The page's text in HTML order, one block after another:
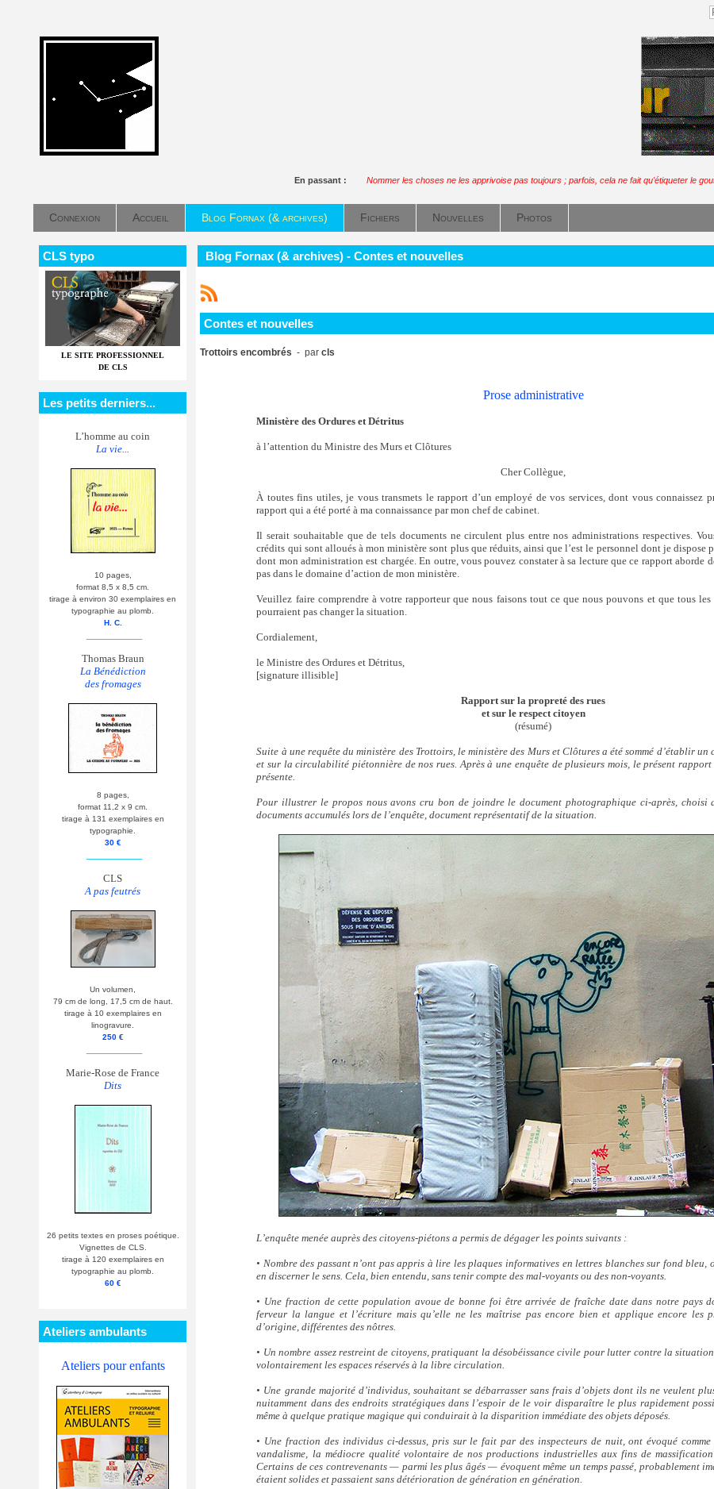
En passant : Nommer les choses ne les apprivoise pas toujours ; parfois, cela ne fait qu'étiqueter le
Connexion Accueil Blog Fornax (& archives) Fichiers Nouvelles Photos
CLS typo
LE SITE PROFESSIONNEL
DE CLS
Les petits derniers...
L’homme au coin
La vie...
10 pages,
format 8,5 x 8,5 cm.
tirage à environ 30 exemplaires en
typographie au plomb.
H. C.
Thomas Braun
La Bénédiction
des fromages
8 pages,
format 11,2 x 9 cm.
tirage à 131 exemplaires en
typographie.
30 €
CLS
A pas feutrés
Un volumen,
79 cm de long, 17,5 cm de haut.
tirage à 10 exemplaires en
linogravure.
250 €
Marie-Rose de France
Dits
26 petits textes en proses poétique.
Vignettes de CLS.
tirage à 120 exemplaires en
typographie au plomb.
60 €
Ateliers ambulants
Ateliers pour enfants
Blog Fornax (& archives) - Contes et nouvelles
Contes et nouvelles
Trottoirs encombrés - par cls
Prose administrative
Ministère des Ordures et Détritus
à l’attention du Ministre des Murs et Clôtures
Cher Collègue,
À toutes fins utiles, je vous transmets le rapport d’un employé de vos services, dont vous connaissez
rapport qui a été porté à ma connaissance par mon chef de cabinet.
Il serait souhaitable que de tels documents ne circulent plus entre nos administrations respectives.
crédits qui sont alloués à mon ministère sont plus que réduits, ainsi que l’est le personnel dont je dispose
dont mon administration est chargée. En outre, vous pouvez constater à sa lecture que ce rapport aborde
pas dans le domaine d’action de mon ministère.
Veuillez faire comprendre à votre rapporteur que nous faisons tout ce que nous pouvons et que tous
pourraient pas changer la situation.
Cordialement,
le Ministre des Ordures et Détritus,
[signature illisible]
Rapport sur la propreté des rues
et sur le respect citoyen
(résumé)
Suite à une requête du ministère des Trottoirs, le ministère des Murs et Clôtures a été sommé d’établir
et sur la circulabilité piétonnière de nos rues. Après à une enquête de plusieurs mois, le présent
présente.
Pour illustrer le propos nous avons cru bon de joindre le document photographique ci-après, choisi
documents accumulés lors de l’enquête, document représentatif de la situation.
L’enquête menée auprès des citoyens-piétons a permis de dégager les points suivants :
• Nombre des passant n’ont pas appris à lire les plaques informatives en lettres blanches sur fond bleu,
en discerner le sens. Cela, bien entendu, sans tenir compte des mal-voyants ou des non-voyants.
• Une fraction de cette population avoue de bonne foi être arrivée de fraîche date dans notre pays
ferveur la langue et l’écriture mais qu’elle ne les maîtrise pas encore bien et applique encore les
d’origine, différentes des nôtres.
• Un nombre assez restreint de citoyens, pratiquant la désobéissance civile pour lutter contre la
volontairement les espaces réservés à la libre circulation.
• Une grande majorité d’individus, souhaitant se débarrasser sans frais d’objets dont ils ne veulent
nuitamment dans des endroits stratégiques dans l’espoir de le voir disparaître le plus rapidement
même à quelque pratique magique qui conduirait à la disparition immédiate des objets déposés.
• Une fraction des individus ci-dessus, pris sur le fait par des inspecteurs de nuit, ont évoqué
vandalisme, la médiocre qualité volontaire de nos productions industrielles aux fins de massification
Certains de ces contrevenants — parmi les plus âgés — évoquent même un temps passé, probablement
étaient solides et passaient sans détérioration de génération en génération.